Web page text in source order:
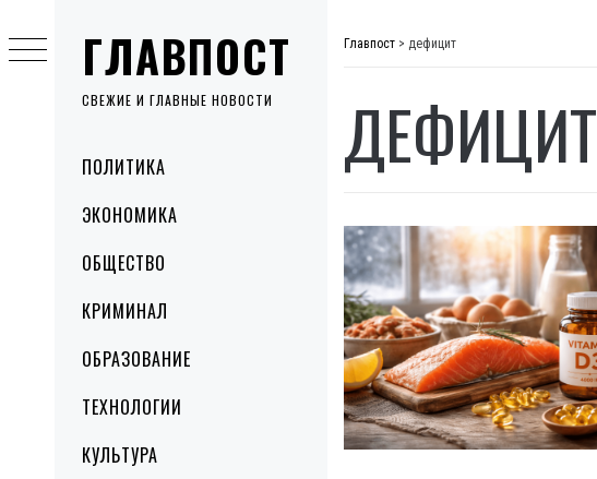
ГЛАВПОСТ
СВЕЖИЕ И ГЛАВНЫЕ НОВОСТИ
MenuПОЛИТИКА
ЭКОНОМИКА
ОБЩЕСТВО
КРИМИНАЛ
ОБРАЗОВАНИЕ
ТЕХНОЛОГИИ
КУЛЬТУРА
to
content
Главпост > дефицит
ДЕФИЦИТ